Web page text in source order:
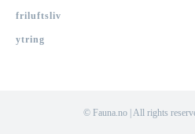
friluftsliv
ytring
© Fauna.no | All rights